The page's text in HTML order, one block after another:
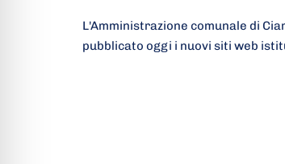
L'Amministrazione comunale di
pubblicato oggi i nuovi siti web